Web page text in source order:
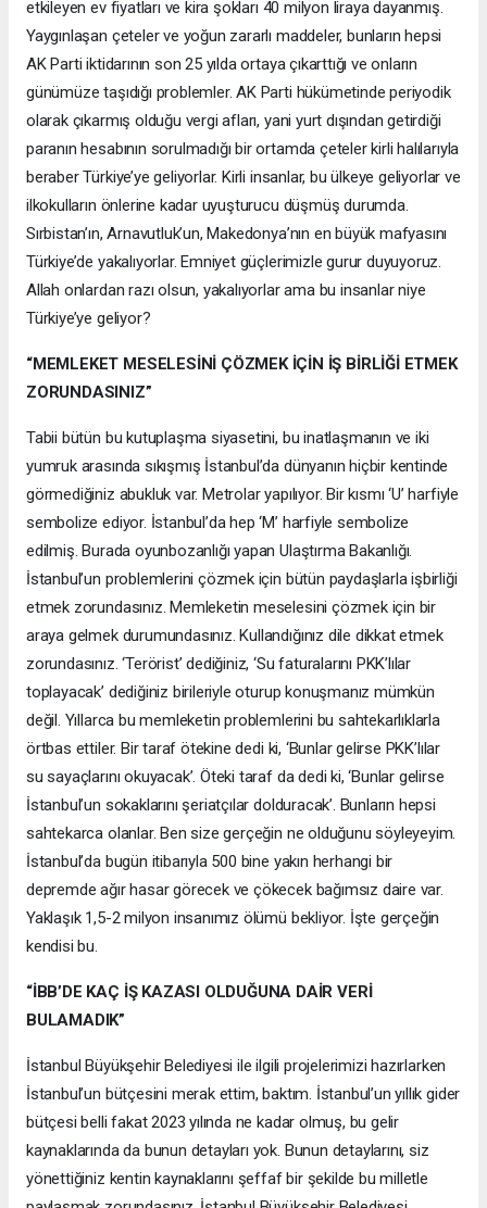
etkileyen ev fiyatları ve kira şokları 40 milyon liraya dayanmış.
Yaygınlaşan çeteler ve yoğun zararlı maddeler, bunların hepsi
AK Parti iktidarının son 25 yılda ortaya çıkarttığı ve onların
günümüze taşıdığı problemler. AK Parti hükümetinde periyodik
olarak çıkarmış olduğu vergi afları, yani yurt dışından getirdiği
paranın hesabının sorulmadığı bir ortamda çeteler kirli halılarıyla
beraber Türkiye’ye geliyorlar. Kirli insanlar, bu ülkeye geliyorlar ve
ilkokulların önlerine kadar uyuşturucu düşmüş durumda.
Sırbistan’ın, Arnavutluk’un, Makedonya’nın en büyük mafyasını
Türkiye’de yakalıyorlar. Emniyet güçlerimizle gurur duyuyoruz.
Allah onlardan razı olsun, yakalıyorlar ama bu insanlar niye
Türkiye’ye geliyor?
“MEMLEKET MESELESİNİ ÇÖZMEK İÇİN İŞ BİRLİĞİ ETMEK
ZORUNDASINIZ”
Tabii bütün bu kutuplaşma siyasetini, bu inatlaşmanın ve iki
yumruk arasında sıkışmış İstanbul’da dünyanın hiçbir kentinde
görmediğiniz abukluk var. Metrolar yapılıyor. Bir kısmı ‘U’ harfiyle
sembolize ediyor. İstanbul’da hep ‘M’ harfiyle sembolize
edilmiş. Burada oyunbozanlığı yapan Ulaştırma Bakanlığı.
İstanbul’un problemlerini çözmek için bütün paydaşlarla işbirliği
etmek zorundasınız. Memleketin meselesini çözmek için bir
araya gelmek durumundasınız. Kullandığınız dile dikkat etmek
zorundasınız. ‘Terörist’ dediğiniz, ‘Su faturalarını PKK’lılar
toplayacak’ dediğiniz birileriyle oturup konuşmanız mümkün
değil. Yıllarca bu memleketin problemlerini bu sahtekarlıklarla
örtbas ettiler. Bir taraf ötekine dedi ki, ‘Bunlar gelirse PKK’lılar
su sayaçlarını okuyacak’. Öteki taraf da dedi ki, ‘Bunlar gelirse
İstanbul’un sokaklarını şeriatçılar dolduracak’. Bunların hepsi
sahtekarca olanlar. Ben size gerçeğin ne olduğunu söyleyeyim.
İstanbul’da bugün itibarıyla 500 bine yakın herhangi bir
depremde ağır hasar görecek ve çökecek bağımsız daire var.
Yaklaşık 1,5-2 milyon insanımız ölümü bekliyor. İşte gerçeğin
kendisi bu.
“İBB’DE KAÇ İŞ KAZASI OLDUĞUNA DAİR VERİ
BULAMADIK”
İstanbul Büyükşehir Belediyesi ile ilgili projelerimizi hazırlarken
İstanbul’un bütçesini merak ettim, baktım. İstanbul’un yıllık gider
bütçesi belli fakat 2023 yılında ne kadar olmuş, bu gelir
kaynaklarında da bunun detayları yok. Bunun detaylarını, siz
yönettiğiniz kentin kaynaklarını şeffaf bir şekilde bu milletle